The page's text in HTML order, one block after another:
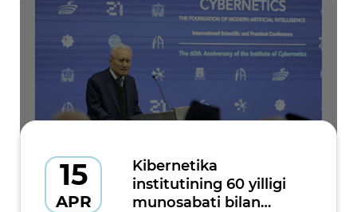
15
APR
Kibernetika
institutining 60 yilligi
munosabati bilan